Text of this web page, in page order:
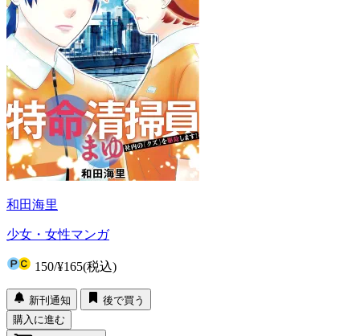
和田海里
少女・女性マンガ
150/¥165(税込)
新刊通知
後で買う
購入に進む